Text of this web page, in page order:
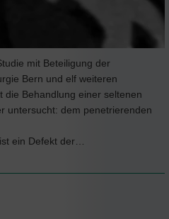
mit Beteiligung der
Bern und elf weiteren
die Behandlung einer seltenen
untersucht: dem penetrierenden
ein Defekt der…